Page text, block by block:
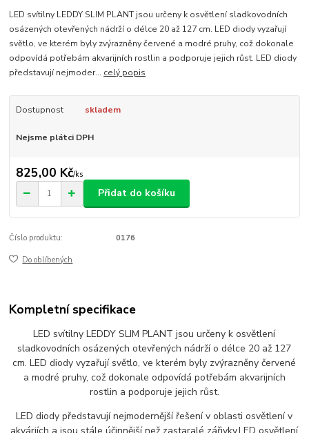
LED svítilny LEDDY SLIM PLANT jsou určeny k osvětlení sladkovodních
osázených otevřených nádrží o délce 20 až 127 cm. LED diody vyzařují
světlo, ve kterém byly zvýrazněny červené a modré pruhy, což dokonale
odpovídá potřebám akvarijních rostlin a podporuje jejich růst. LED diody
představují nejmoder... celý popis
Dostupnost skladem
Nejsme plátci DPH
825,00 Kč/ks
Přidat do košíku
Číslo produktu: 0176
Do oblíbených
Kompletní specifikace
LED svítilny LEDDY SLIM PLANT jsou určeny k osvětlení
sladkovodních osázených otevřených nádrží o délce 20 až 127
cm. LED diody vyzařují světlo, ve kterém byly zvýrazněny červené
a modré pruhy, což dokonale odpovídá potřebám akvarijních
rostlin a podporuje jejich růst.
LED diody představují nejmodernější řešení v oblasti osvětlení v